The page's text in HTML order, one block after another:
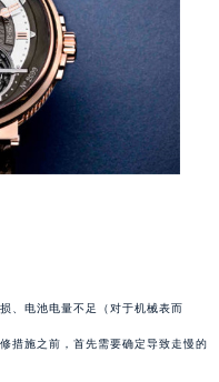
、电池电量不足（对于机械表而
措施之前，首先需要确定导致走慢的